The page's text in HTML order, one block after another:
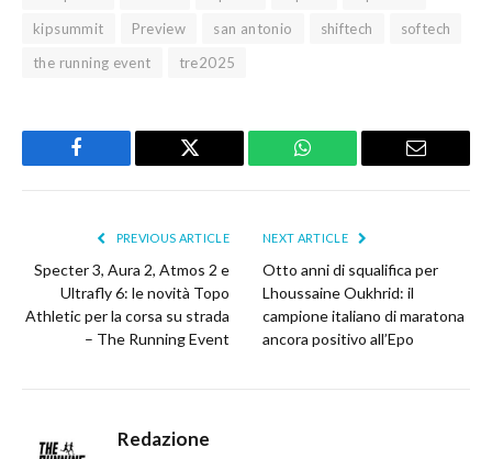
kipsummit
Preview san antonio shiftech
softech
the running event
tre2025
Facebook Twitter WhatsApp Email
PREVIOUS ARTICLE
Specter 3, Aura 2, Atmos 2 e
Ultrafly 6: le novità Topo
Athletic per la corsa su strada
– The Running Event
NEXT ARTICLE
Otto anni di squalifica per
Lhoussaine Oukhrid: il
campione italiano di maratona
ancora positivo all’Epo
Redazione